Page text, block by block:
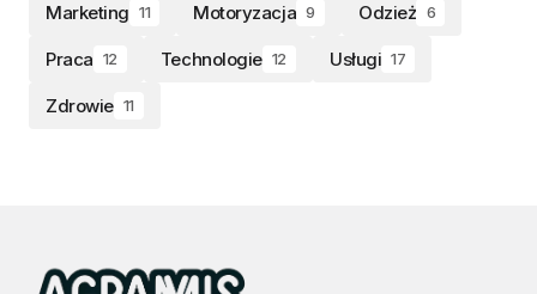
Marketing 11 Motoryzacja 9 Odzież 6
Praca 12 Technologie 12 Usługi 17
Zdrowie 11